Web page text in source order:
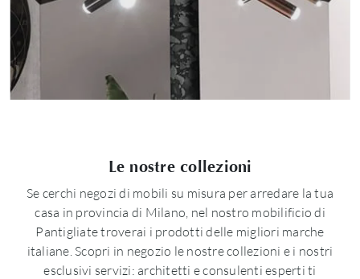
Le nostre collezioni
Se cerchi negozi di mobili su misura per arredare la tua
casa in provincia di Milano, nel nostro mobilificio di
Pantigliate troverai i prodotti delle migliori marche
italiane. Scopri in negozio le nostre collezioni e i nostri
esclusivi servizi: architetti e consulenti esperti ti